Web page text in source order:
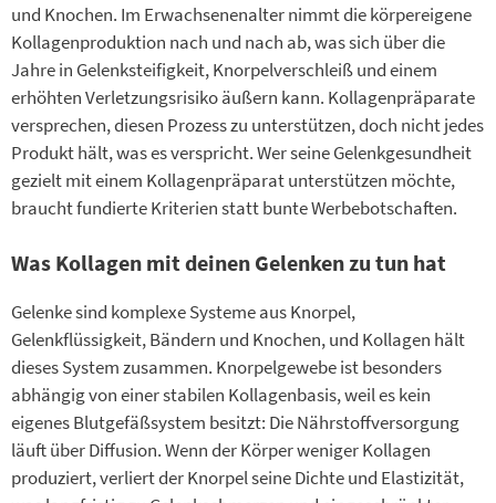
und Knochen. Im Erwachsenenalter nimmt die körpereigene
Kollagenproduktion nach und nach ab, was sich über die
Jahre in Gelenksteifigkeit, Knorpelverschleiß und einem
erhöhten Verletzungsrisiko äußern kann. Kollagenpräparate
versprechen, diesen Prozess zu unterstützen, doch nicht jedes
Produkt hält, was es verspricht. Wer seine Gelenkgesundheit
gezielt mit einem Kollagenpräparat unterstützen möchte,
braucht fundierte Kriterien statt bunte Werbebotschaften.
Was Kollagen mit deinen Gelenken zu tun hat
Gelenke sind komplexe Systeme aus Knorpel,
Gelenkflüssigkeit, Bändern und Knochen, und Kollagen hält
dieses System zusammen. Knorpelgewebe ist besonders
abhängig von einer stabilen Kollagenbasis, weil es kein
eigenes Blutgefäßsystem besitzt: Die Nährstoffversorgung
läuft über Diffusion. Wenn der Körper weniger Kollagen
produziert, verliert der Knorpel seine Dichte und Elastizität,